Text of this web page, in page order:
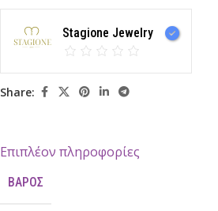
Stagione Jewelry
Share:
Επιπλέον πληροφορίες
ΒΆΡΟΣ